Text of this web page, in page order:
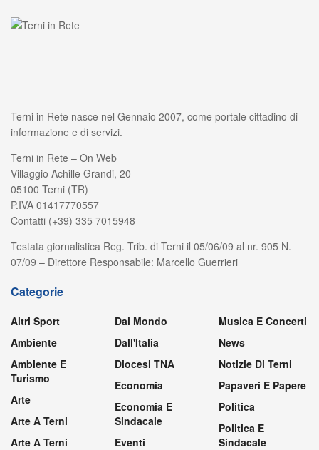
Terni in Rete nasce nel Gennaio 2007, come portale cittadino di
informazione e di servizi.
Terni in Rete – On Web
Villaggio Achille Grandi, 20
05100 Terni (TR)
P.IVA 01417770557
Contatti (+39) 335 7015948
Testata giornalistica Reg. Trib. di Terni il 05/06/09 al nr. 905 N.
07/09 – Direttore Responsabile: Marcello Guerrieri
Categorie
Altri Sport
Ambiente
Ambiente E
Turismo
Arte
Arte A Terni
Arte A Terni
Dal Mondo
Dall'Italia
Diocesi TNA
Economia
Economia E
Sindacale
Eventi
Musica E Concerti
News
Notizie Di Terni
Papaveri E Papere
Politica
Politica E
Sindacale